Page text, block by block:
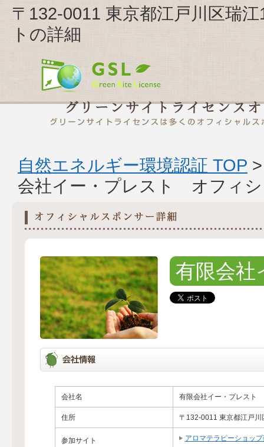
〒132-0011 東京都江戸川区瑞
トの詳細
自然エネルギー環境認証 TOP
会社イー・プレスト オフィ
有限会社
会社名 有限会社イー・プレスト
住所 〒132-0011 東京都江戸
参加サイト アロマテラピーショッ